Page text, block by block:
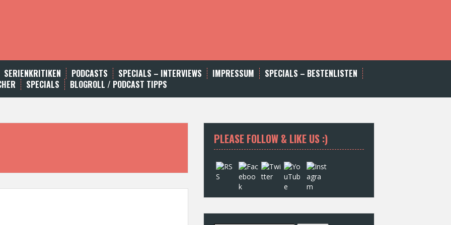
SERIENKRITIKEN PODCASTS SPECIALS – INTERVIEWS IMPRESSUM
SPECIALS – BESTENLISTEN
SPECIALS BLOGROLL / PODCAST TIPPS
PLEASE FOLLOW & LIKE US :)